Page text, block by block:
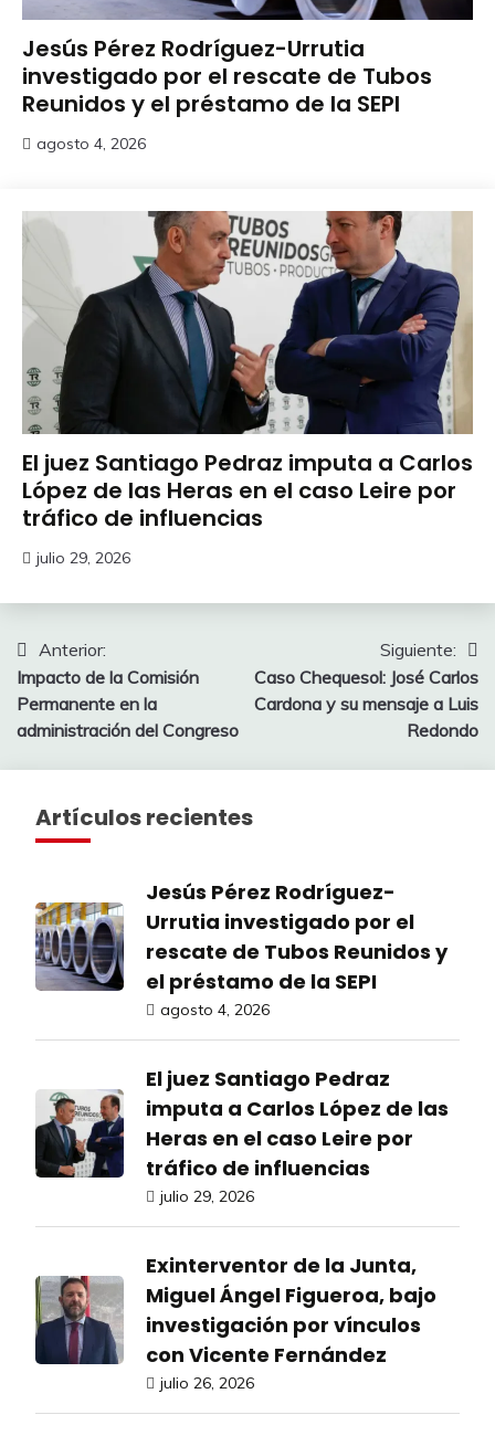
Jesús Pérez Rodríguez-Urrutia
investigado por el rescate de Tubos
Reunidos y el préstamo de la SEPI
agosto 4, 2026
El juez Santiago Pedraz imputa a Carlos
López de las Heras en el caso Leire por
tráfico de influencias
julio 29, 2026
Navegación
de
entradas
Anterior:
Impacto de la Comisión
Permanente en la
administración del Congreso
Siguiente:
Caso Chequesol: José Carlos
Cardona y su mensaje a Luis
Redondo
Artículos recientes
Jesús Pérez Rodríguez-
Urrutia investigado por el
rescate de Tubos Reunidos y
el préstamo de la SEPI
agosto 4, 2026
El juez Santiago Pedraz
imputa a Carlos López de las
Heras en el caso Leire por
tráfico de influencias
julio 29, 2026
Exinterventor de la Junta,
Miguel Ángel Figueroa, bajo
investigación por vínculos
con Vicente Fernández
julio 26, 2026